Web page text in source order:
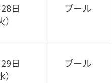
日
）
プール
日
）
プール